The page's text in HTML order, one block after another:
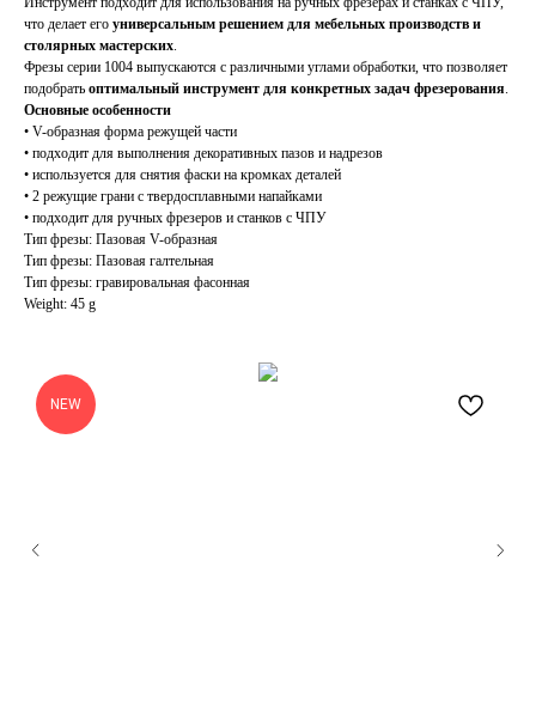
что делает его универсальным решением для мебельных производств и
столярных мастерских
Фрезы серии 1004 выпускаются с различными углами обработки, что позволяет
подобрать оптимальный инструмент для конкретных задач фрезерования
Основные особенности
• V-образная форма режущей части
• подходит для выполнения декоративных пазов и надрезов
• используется для снятия фаски на кромках деталей
• 2 режущие грани с твердосплавными напайками
• подходит для ручных фрезеров и станков с ЧПУ
Тип фрезы: Пазовая V-образная
Тип фрезы: Пазовая галтельная
Тип фрезы: гравировальная фасонная
Weight: 45 g
NEW